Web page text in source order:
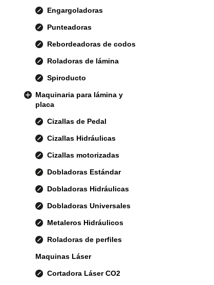
Engargoladoras
Punteadoras
Rebordeadoras de codos
Roladoras de lámina
Spiroducto
Maquinaria para lámina y
placa
Cizallas de Pedal
Cizallas Hidráulicas
Cizallas motorizadas
Dobladoras Estándar
Dobladoras Hidráulicas
Dobladoras Universales
Metaleros Hidráulicos
Roladoras de perfiles
Maquinas Láser
Cortadora Láser CO2